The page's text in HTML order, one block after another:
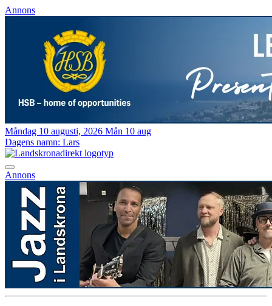
Annons
Måndag 10 augusti, 2026 Mån 10 aug
Dagens namn: Lars
Annons